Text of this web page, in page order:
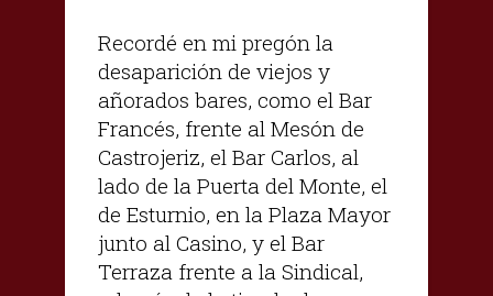
Recordé en mi pregón la
desaparición de viejos y
añorados bares, como el Bar
Francés, frente al Mesón de
Castrojeriz, el Bar Carlos, al
lado de la Puerta del Monte, el
de Esturnio, en la Plaza Mayor
junto al Casino, y el Bar
Terraza frente a la Sindical,